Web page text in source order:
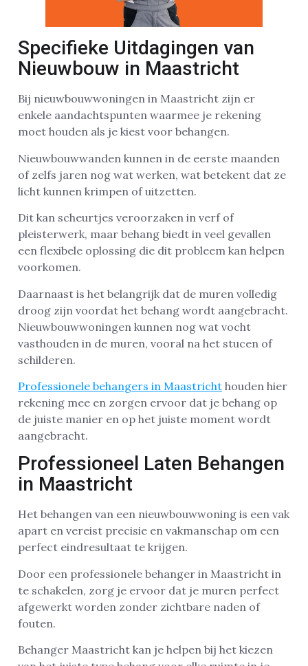
Specifieke Uitdagingen van
Nieuwbouw in Maastricht
Bij nieuwbouwwoningen in Maastricht zijn er
enkele aandachtspunten waarmee je rekening
moet houden als je kiest voor behangen.
Nieuwbouwwanden kunnen in de eerste maanden
of zelfs jaren nog wat werken, wat betekent dat ze
licht kunnen krimpen of uitzetten.
Dit kan scheurtjes veroorzaken in verf of
pleisterwerk, maar behang biedt in veel gevallen
een flexibele oplossing die dit probleem kan helpen
voorkomen.
Daarnaast is het belangrijk dat de muren volledig
droog zijn voordat het behang wordt aangebracht.
Nieuwbouwwoningen kunnen nog wat vocht
vasthouden in de muren, vooral na het stucen of
schilderen.
Professionele behangers in Maastricht houden hier
rekening mee en zorgen ervoor dat je behang op
de juiste manier en op het juiste moment wordt
aangebracht.
Professioneel Laten Behangen
in Maastricht
Het behangen van een nieuwbouwwoning is een vak
apart en vereist precisie en vakmanschap om een
perfect eindresultaat te krijgen.
Door een professionele behanger in Maastricht in
te schakelen, zorg je ervoor dat je muren perfect
afgewerkt worden zonder zichtbare naden of
fouten.
Behanger Maastricht kan je helpen bij het kiezen